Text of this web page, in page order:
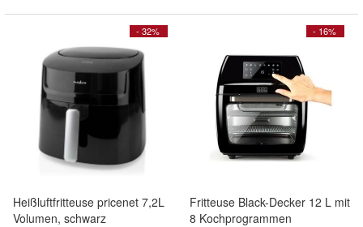
- 32%
Heißluftfritteuse pricenet 7,2L
Volumen, schwarz
- 16%
Fritteuse Black-Decker 12 L mit
8 Kochprogrammen